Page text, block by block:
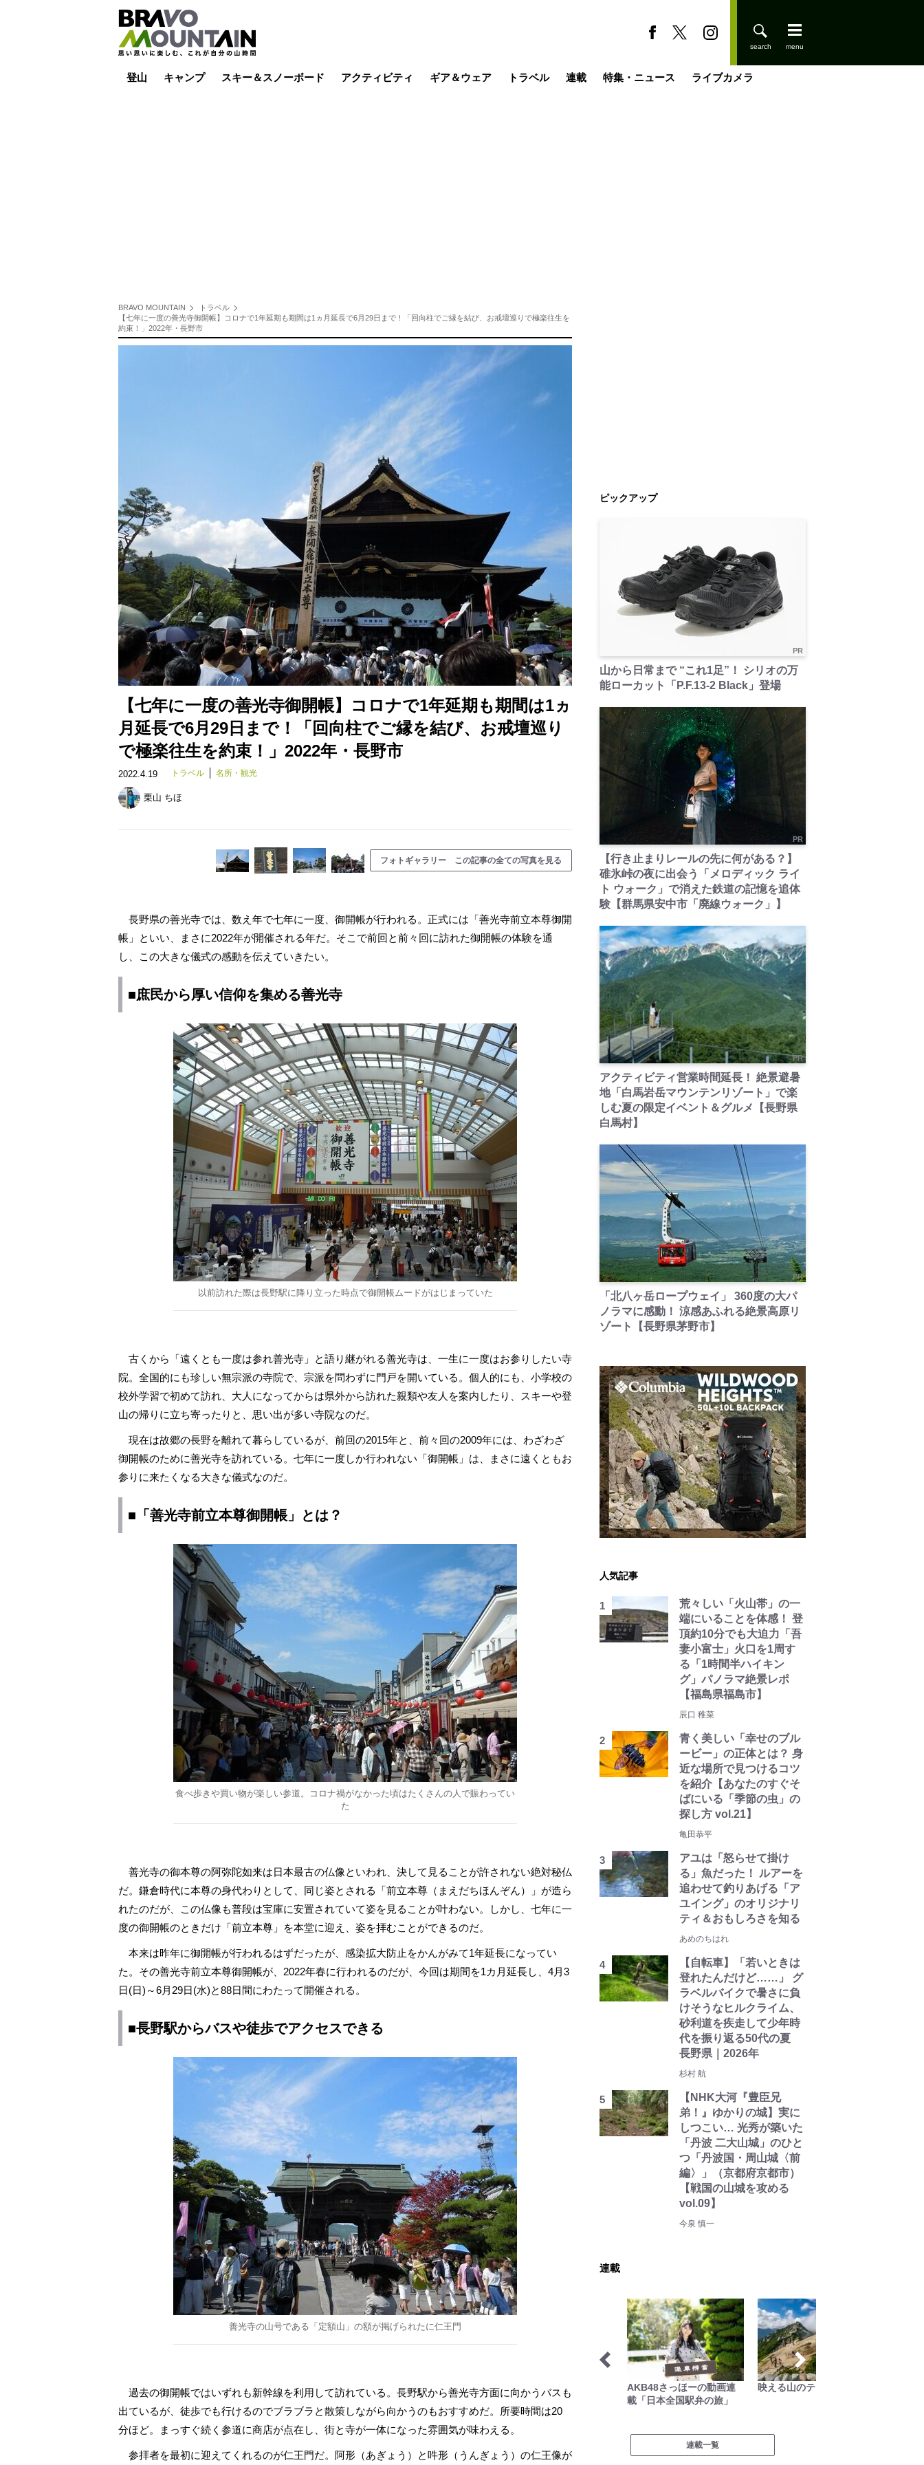
登山 キャンプ スキー＆スノーボード アクティビティ ギア＆ウェア トラベル 連載 特集・ニュース ライブカメラ
BRAVO MOUNTAIN
トラベル
【七年に一度の善光寺御開帳】コロナで1年延期も期間は1ヵ月延長で6月29日まで！「回向柱でご縁を結び、お戒壇巡りで極楽往生を
約束！」2022年・長野市
【七年に一度の善光寺御開帳】コロナで1年延期も期間は1ヵ
月延長で6月29日まで！「回向柱でご縁を結び、お戒壇巡り
で極楽往生を約束！」2022年・長野市
2022.4.19 トラベル 名所・観光
栗山 ちほ
フォトギャラリー この記事の全ての写真を見る
長野県の善光寺では、数え年で七年に一度、御開帳が行われる。正式には「善光寺前立本尊御開
帳」といい、まさに2022年が開催される年だ。そこで前回と前々回に訪れた御開帳の体験を通
し、この大きな儀式の感動を伝えていきたい。
■庶民から厚い信仰を集める善光寺
以前訪れた際は長野駅に降り立った時点で御開帳ムードがはじまっていた
古くから「遠くとも一度は参れ善光寺」と語り継がれる善光寺は、一生に一度はお参りしたい寺
院。全国的にも珍しい無宗派の寺院で、宗派を問わずに門戸を開いている。個人的にも、小学校の
校外学習で初めて訪れ、大人になってからは県外から訪れた親類や友人を案内したり、スキーや登
山の帰りに立ち寄ったりと、思い出が多い寺院なのだ。
現在は故郷の長野を離れて暮らしているが、前回の2015年と、前々回の2009年には、わざわざ
御開帳のために善光寺を訪れている。七年に一度しか行われない「御開帳」は、まさに遠くともお
参りに来たくなる大きな儀式なのだ。
■「善光寺前立本尊御開帳」とは？
食べ歩きや買い物が楽しい参道。コロナ禍がなかった頃はたくさんの人で賑わってい
た
善光寺の御本尊の阿弥陀如来は日本最古の仏像といわれ、決して見ることが許されない絶対秘仏
だ。鎌倉時代に本尊の身代わりとして、同じ姿とされる「前立本尊（まえだちほんぞん）」が造ら
れたのだが、この仏像も普段は宝庫に安置されていて姿を見ることが叶わない。しかし、七年に一
度の御開帳のときだけ「前立本尊」を本堂に迎え、姿を拝むことができるのだ。
本来は昨年に御開帳が行われるはずだったが、感染拡大防止をかんがみて1年延長になってい
た。その善光寺前立本尊御開帳が、2022年春に行われるのだが、今回は期間を1カ月延長し、4月3
日(日)～6月29日(水)と88日間にわたって開催される。
■長野駅からバスや徒歩でアクセスできる
善光寺の山号である「定額山」の額が掲げられたに仁王門
過去の御開帳ではいずれも新幹線を利用して訪れている。長野駅から善光寺方面に向かうバスも
出ているが、徒歩でも行けるのでブラブラと散策しながら向かうのもおすすめだ。所要時間は20
分ほど。まっすぐ続く参道に商店が点在し、街と寺が一体になった雰囲気が味わえる。
参拝者を最初に迎えてくれるのが仁王門だ。阿形（あぎょう）と吽形（うんぎょう）の仁王像が
ピックアップ
PR
山から日常まで “これ1足”！ シリオの万
能ローカット「P.F.13-2 Black」登場
PR
【行き止まりレールの先に何がある？】
碓氷峠の夜に出会う「メロディック ライ
ト ウォーク」で消えた鉄道の記憶を追体
験【群馬県安中市「廃線ウォーク」】
PR
アクティビティ営業時間延長！ 絶景避暑
地「白馬岩岳マウンテンリゾート」で楽
しむ夏の限定イベント＆グルメ【長野県
白馬村】
PR
「北八ヶ岳ロープウェイ」 360度の大パ
ノラマに感動！ 涼感あふれる絶景高原リ
ゾート【長野県茅野市】
人気記事
荒々しい「火山帯」の一
端にいることを体感！ 登
頂約10分でも大迫力「吾
妻小富士」火口を1周す
る「1時間半ハイキン
グ」パノラマ絶景レポ
【福島県福島市】
辰口 稚菜
青く美しい「幸せのブル
ービー」の正体とは？ 身
近な場所で見つけるコツ
を紹介【あなたのすぐそ
ばにいる「季節の虫」の
探し方 vol.21】
亀田恭平
アユは「怒らせて掛け
る」魚だった！ ルアーを
追わせて釣りあげる「ア
ユイング」のオリジナリ
ティ＆おもしろさを知る
あめのちはれ
【自転車】「若いときは
登れたんだけど……」 グ
ラベルバイクで暑さに負
けそうなヒルクライム、
砂利道を疾走して少年時
代を振り返る50代の夏
長野県｜2026年
杉村 航
【NHK大河『豊臣兄
弟！』ゆかりの城】実に
しつこい… 光秀が築いた
「丹波 二大山城」のひと
つ「丹波国・周山城〈前
編〉」（京都府京都市）
【戦国の山城を攻める
vol.09】
今泉 慎一
連載
拝啓絶景 わたし、山小屋はじめます
AKB48さっほーの動画連
載「日本全国駅弁の旅」
映える山のテン場
連載一覧